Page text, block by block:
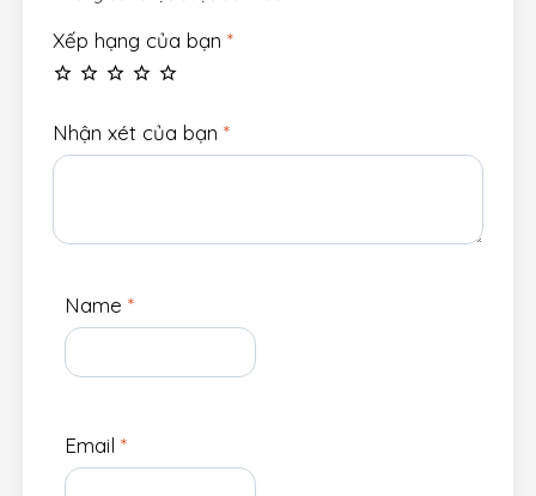
Xếp hạng của bạn *
Nhận xét của bạn *
Name *
Email *